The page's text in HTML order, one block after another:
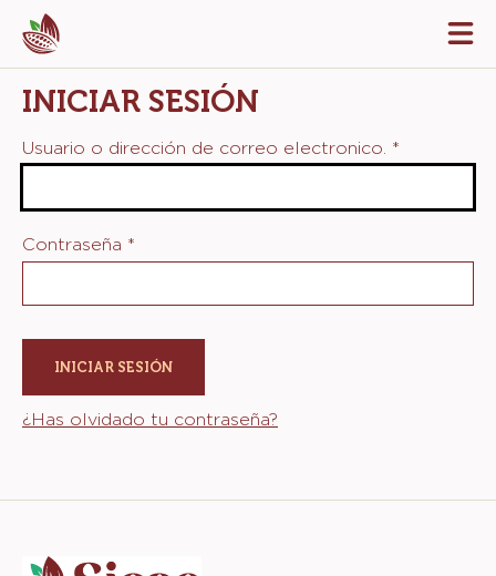
Skip
to
main
content
INICIAR SESIÓN
Usuario o dirección de correo electronico. *
Contraseña *
¿Has olvidado tu contraseña?
info